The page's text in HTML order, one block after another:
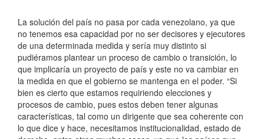
La solución del país no pasa por cada venezolano, ya que
no tenemos esa capacidad por no ser decisores y ejecutores
de una determinada medida y sería muy distinto si
pudiéramos plantear un proceso de cambio o transición, lo
que implicaría un proyecto de país y este no va cambiar en
la medida en que el gobierno se mantenga en el poder. “Si
bien es cierto que estamos requiriendo elecciones y
procesos de cambio, pues estos deben tener algunas
características, tal como un dirigente que sea coherente con
lo que dice y hace, necesitamos institucionalidad, estado de